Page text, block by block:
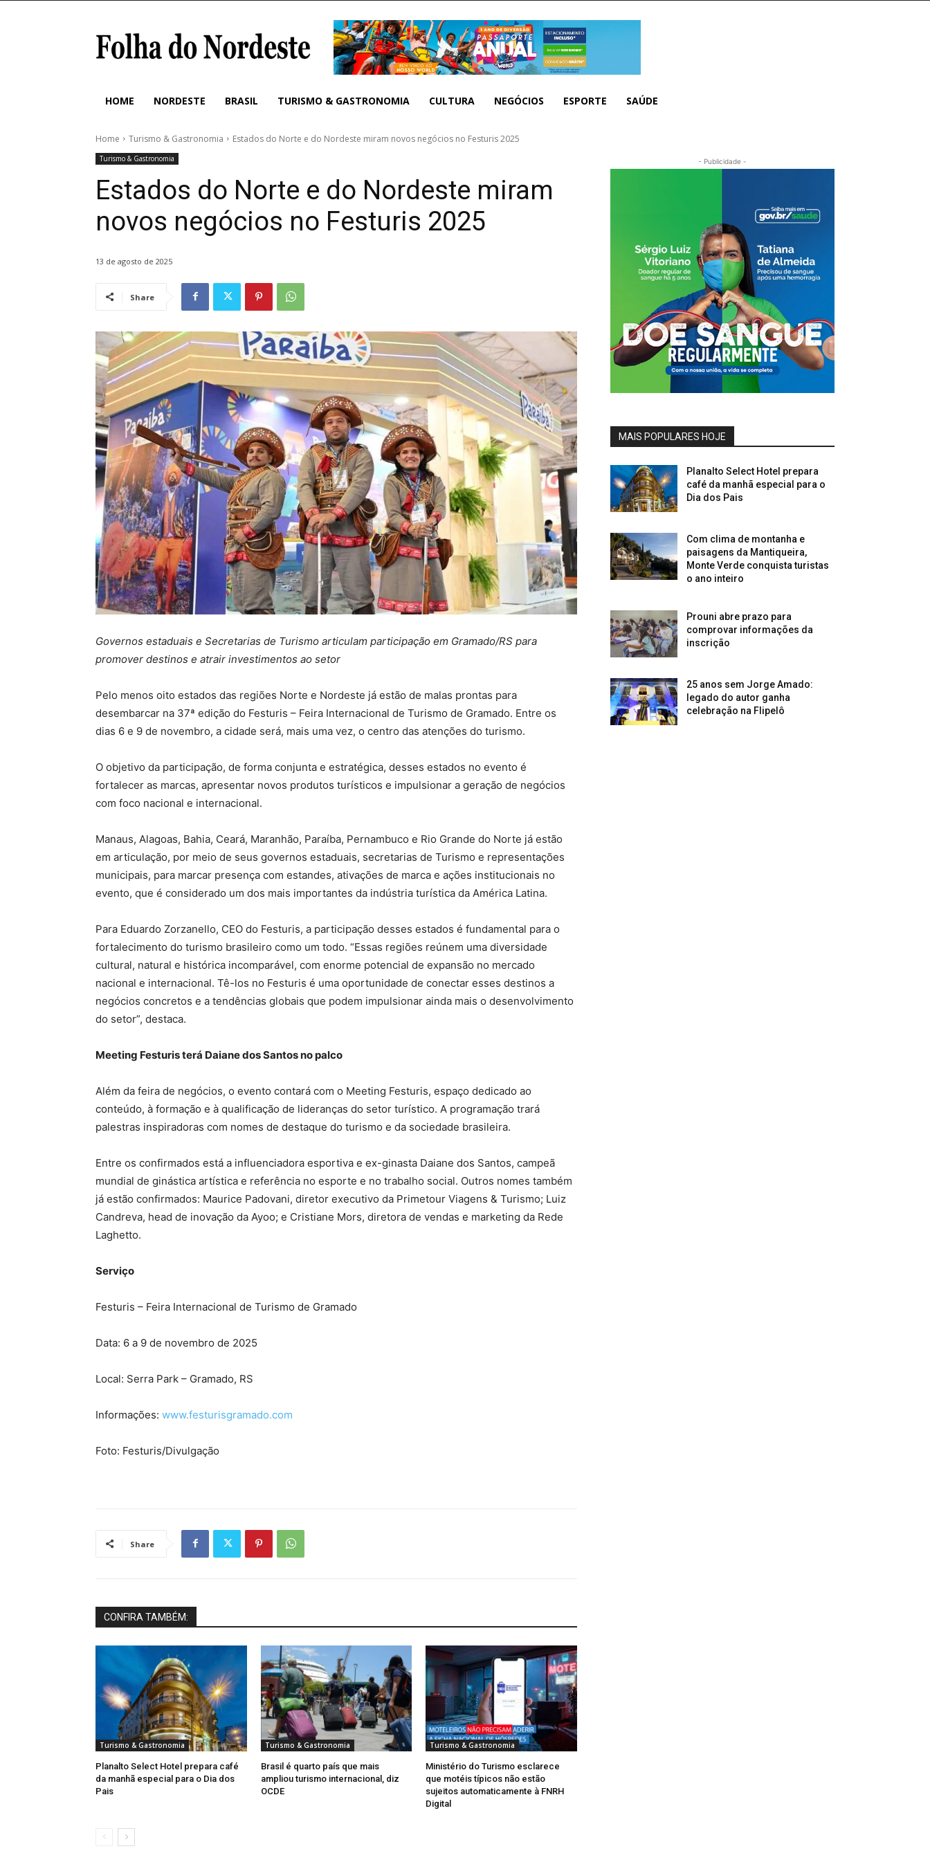
HOME NORDESTE BRASIL TURISMO & GASTRONOMIA CULTURA NEGÓCIOS ESPORTE SAÚDE
Home Turismo & Gastronomia Estados do Norte e do Nordeste miram novos negócios no Festuris 2025
Turismo & Gastronomia
Estados do Norte e do Nordeste miram
novos negócios no Festuris 2025
13 de agosto de 2025
Share
Governos estaduais e Secretarias de Turismo articulam participação em Gramado/RS para
promover destinos e atrair investimentos ao setor
Pelo menos oito estados das regiões Norte e Nordeste já estão de malas prontas para
desembarcar na 37ª edição do Festuris – Feira Internacional de Turismo de Gramado. Entre os
dias 6 e 9 de novembro, a cidade será, mais uma vez, o centro das atenções do turismo.
O objetivo da participação, de forma conjunta e estratégica, desses estados no evento é
fortalecer as marcas, apresentar novos produtos turísticos e impulsionar a geração de negócios
com foco nacional e internacional.
Manaus, Alagoas, Bahia, Ceará, Maranhão, Paraíba, Pernambuco e Rio Grande do Norte já estão
em articulação, por meio de seus governos estaduais, secretarias de Turismo e representações
municipais, para marcar presença com estandes, ativações de marca e ações institucionais no
evento, que é considerado um dos mais importantes da indústria turística da América Latina.
Para Eduardo Zorzanello, CEO do Festuris, a participação desses estados é fundamental para o
fortalecimento do turismo brasileiro como um todo. “Essas regiões reúnem uma diversidade
cultural, natural e histórica incomparável, com enorme potencial de expansão no mercado
nacional e internacional. Tê-los no Festuris é uma oportunidade de conectar esses destinos a
negócios concretos e a tendências globais que podem impulsionar ainda mais o desenvolvimento
do setor”, destaca.
Meeting Festuris terá Daiane dos Santos no palco
Além da feira de negócios, o evento contará com o Meeting Festuris, espaço dedicado ao
conteúdo, à formação e à qualificação de lideranças do setor turístico. A programação trará
palestras inspiradoras com nomes de destaque do turismo e da sociedade brasileira.
Entre os confirmados está a influenciadora esportiva e ex-ginasta Daiane dos Santos, campeã
mundial de ginástica artística e referência no esporte e no trabalho social. Outros nomes também
já estão confirmados: Maurice Padovani, diretor executivo da Primetour Viagens & Turismo; Luiz
Candreva, head de inovação da Ayoo; e Cristiane Mors, diretora de vendas e marketing da Rede
Laghetto.
Serviço
Festuris – Feira Internacional de Turismo de Gramado
Data: 6 a 9 de novembro de 2025
Local: Serra Park – Gramado, RS
Informações: www.festurisgramado.com
Foto: Festuris/Divulgação
Share
CONFIRA TAMBÉM:
Turismo & Gastronomia
Planalto Select Hotel prepara café
da manhã especial para o Dia dos
Pais
Turismo & Gastronomia
Brasil é quarto país que mais
ampliou turismo internacional, diz
OCDE
Turismo & Gastronomia
Ministério do Turismo esclarece
que motéis típicos não estão
sujeitos automaticamente à FNRH
Digital
- Publicidade -
MAIS POPULARES HOJE
Planalto Select Hotel prepara
café da manhã especial para o
Dia dos Pais
Com clima de montanha e
paisagens da Mantiqueira,
Monte Verde conquista turistas
o ano inteiro
Prouni abre prazo para
comprovar informações da
inscrição
25 anos sem Jorge Amado:
legado do autor ganha
celebração na Flipelô